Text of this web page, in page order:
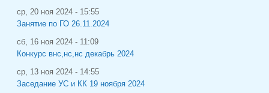
ср, 20 ноя 2024 - 15:55
Занятие по ГО 26.11.2024
сб, 16 ноя 2024 - 11:09
Конкурс внс,нс,нс декабрь 2024
ср, 13 ноя 2024 - 14:55
Заседание УС и КК 19 ноября 2024